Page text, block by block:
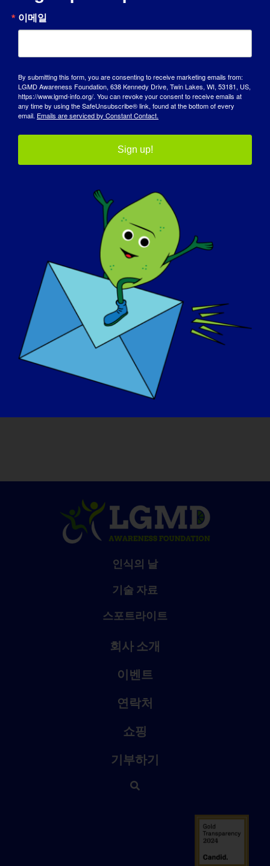
트셔츠 또는 기타 상품을 주문하고 싶으신가요? 그렇다
면 다음에서 공식 상품을 확인해 보세요.모닥불.
본파이어의 공식 스웩 샵 방문하기
옹호 파트너
인식의 날
기술 자료
스포트라이트
회사 소개
이벤트
연락처
쇼핑
기부하기
이메일
By submitting this form, you are consenting to receive marketing emails from:
LGMD Awareness Foundation, 638 Kennedy Drive, Twin Lakes, WI, 53181, US,
https://www.lgmd-info.org/. You can revoke your consent to receive emails at
any time by using the SafeUnsubscribe® link, found at the bottom of every
email. Emails are serviced by Constant Contact.
Sign up!